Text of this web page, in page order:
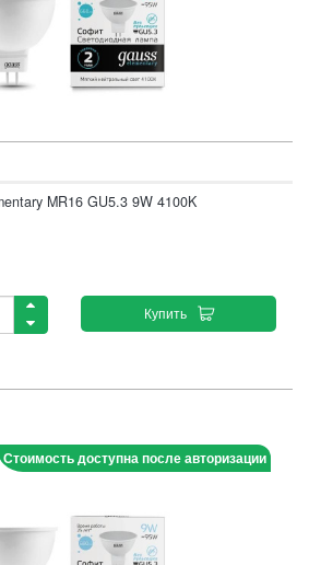
MR16 GU5.3 9W 4100K
Купить
Стоимость доступна после авторизации